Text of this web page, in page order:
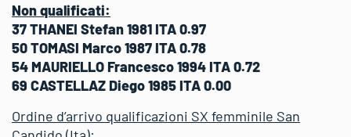
Non qualificati:
37 THANEI Stefan 1981 ITA 0.97
50 TOMASI Marco 1987 ITA 0.78
54 MAURIELLO Francesco 1994 ITA 0.72
69 CASTELLAZ Diego 1985 ITA 0.00
Ordine d’arrivo qualificazioni SX femminile San